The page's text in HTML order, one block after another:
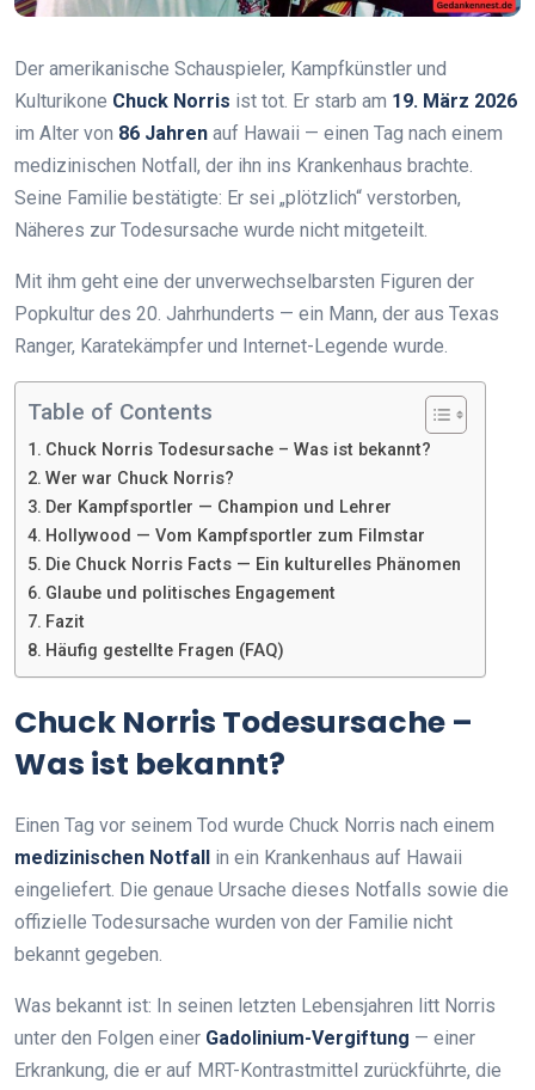
Der amerikanische Schauspieler, Kampfkünstler und
Kulturikone Chuck Norris ist tot. Er starb am 19. März 2026
im Alter von 86 Jahren auf Hawaii — einen Tag nach einem
medizinischen Notfall, der ihn ins Krankenhaus brachte.
Seine Familie bestätigte: Er sei „plötzlich“ verstorben,
Näheres zur Todesursache wurde nicht mitgeteilt.
Mit ihm geht eine der unverwechselbarsten Figuren der
Popkultur des 20. Jahrhunderts — ein Mann, der aus Texas
Ranger, Karatekämpfer und Internet-Legende wurde.
Table of Contents
Chuck Norris Todesursache – Was ist bekannt?
Wer war Chuck Norris?
Der Kampfsportler — Champion und Lehrer
Hollywood — Vom Kampfsportler zum Filmstar
Die Chuck Norris Facts — Ein kulturelles Phänomen
Glaube und politisches Engagement
Fazit
Häufig gestellte Fragen (FAQ)
Chuck Norris Todesursache –
Was ist bekannt?
Einen Tag vor seinem Tod wurde Chuck Norris nach einem
medizinischen Notfall
in ein Krankenhaus auf Hawaii
eingeliefert. Die genaue Ursache dieses Notfalls sowie die
offizielle Todesursache wurden von der Familie nicht
bekannt gegeben.
Was bekannt ist: In seinen letzten Lebensjahren litt Norris
unter den Folgen einer Gadolinium-Vergiftung — einer
Erkrankung, die er auf MRT-Kontrastmittel zurückführte, die